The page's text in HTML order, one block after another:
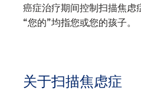
癌症治疗期间控制扫描焦虑
“您的”均指您或您的孩子。
关于扫描焦虑症